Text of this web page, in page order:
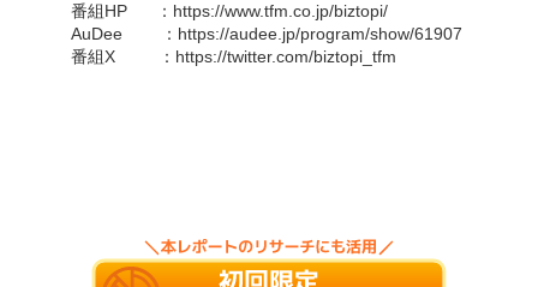
番組HP ： https://www.tfm.co.jp/biztopi/
AuDee ： https://audee.jp/program/show/61907
番組X ： https://twitter.com/biztopi_tfm